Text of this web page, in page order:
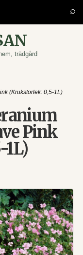
trädgård
⌕
(Krukstorlek: 0,5-1L)
Pink